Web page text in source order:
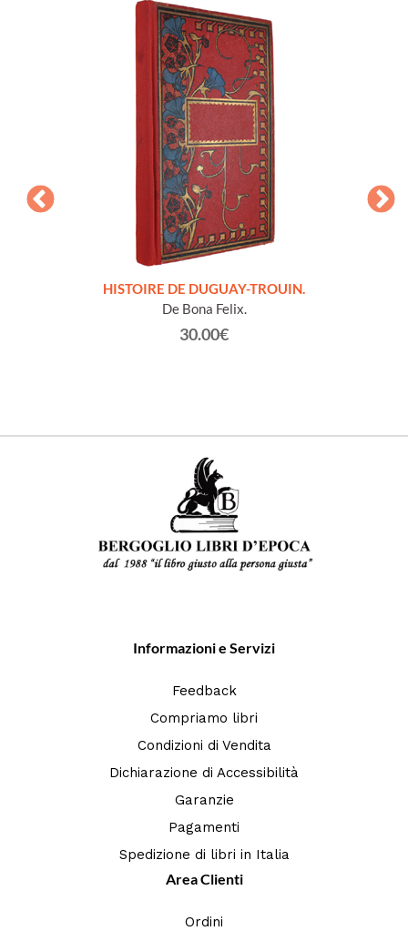
HISTOIRE DE DUGUAY-TROUIN.
De Bona Felix.
30.00€
Informazioni e Servizi
Feedback
Compriamo libri
Condizioni di Vendita
Dichiarazione di Accessibilità
Garanzie
Pagamenti
Spedizione di libri in Italia
Area Clienti
Ordini